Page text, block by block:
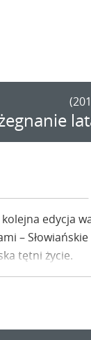
edycja
–
tętni życie.